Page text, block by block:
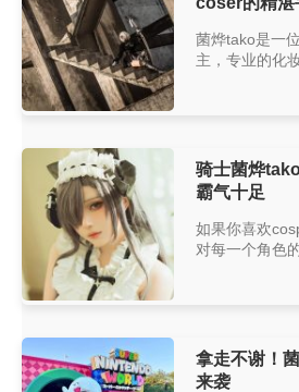
菌烨tako是一
主，专业的化
骑士菌烨
霸气十足
如果你喜欢
对每一个角色
拿走不谢！
来袭